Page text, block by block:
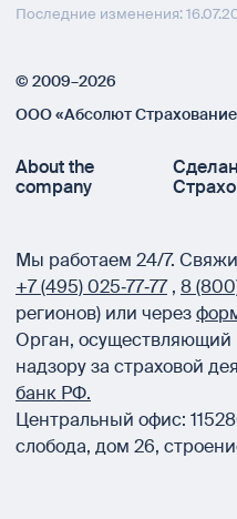
Последние изменения:
© 2009–2026
ООО «Абсолют
About the
company
Мы работаем 24/7.
+7 (495) 025‑77‑77 , 8
регионов) или через
Орган, осуществляющий
надзору за страховой
банк РФ.
Центральный офис:
слобода, дом 26,